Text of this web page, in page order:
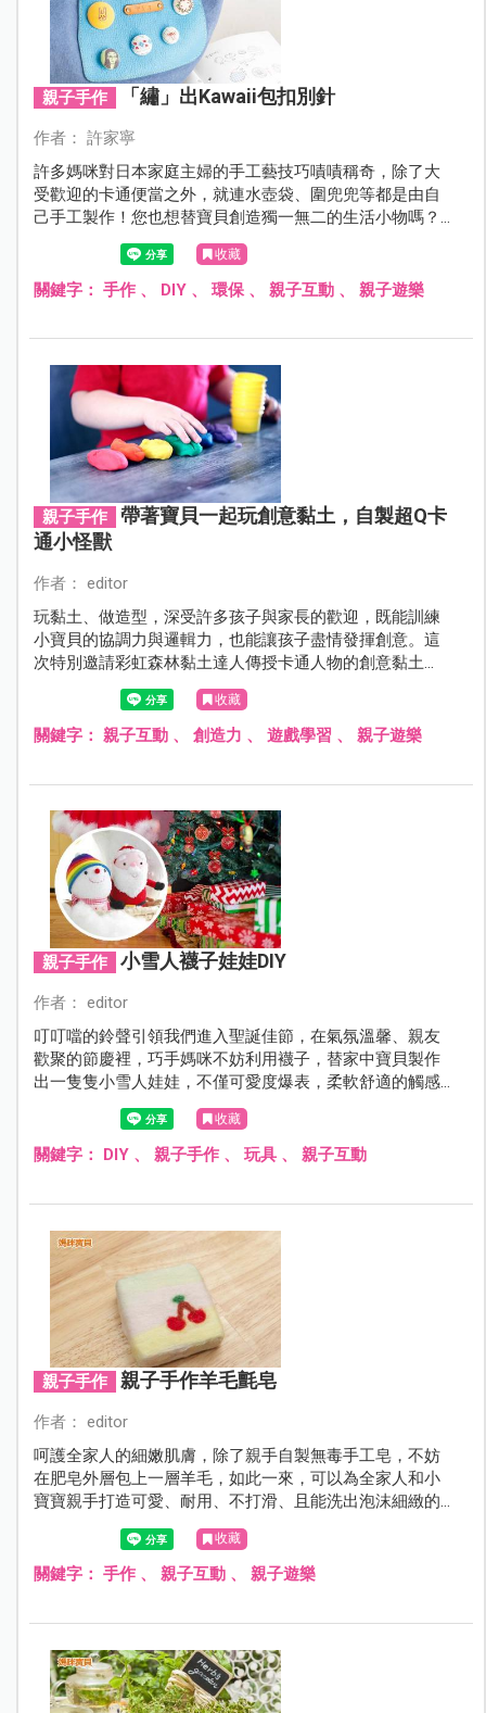
親子手作 「繡」出Kawaii包扣別針
作者： 許家寧
許多媽咪對日本家庭主婦的手工藝技巧嘖嘖稱奇，除了大
受歡迎的卡通便當之外，就連水壺袋、圍兜兜等都是由自
己手工製作！您也想替寶貝創造獨一無二的生活小物嗎？
其實只要以可愛的包扣別針作為配件，巧妙利用「平針」
與「回針」兩種基本縫法，就能以獨創的刺繡圖案，突顯
出自己與寶貝的個人風格！
收藏
關鍵字： 手作、 DIY、 環保、 親子互動、 親子遊樂
親子手作
帶著寶貝一起玩創意黏土，自製超Q卡
通小怪獸
作者： editor
玩黏土、做造型，深受許多孩子與家長的歡迎，既能訓練
小寶貝的協調力與邏輯力，也能讓孩子盡情發揮創意。這
次特別邀請彩虹森林黏土達人傳授卡通人物的創意黏土
DIY，讓孩子在揉揉捏捏的歡樂、有趣過程，打造自己的夢
收藏
關鍵字： 親子互動、 創造力 、 遊戲學習 、 親子遊樂
親子手作 小雪人襪子娃娃DIY
作者： editor
叮叮噹的鈴聲引領我們進入聖誕佳節，在氣氛溫馨、親友
歡聚的節慶裡，巧手媽咪不妨利用襪子，替家中寶貝製作
出一隻隻小雪人娃娃，不僅可愛度爆表，柔軟舒適的觸感
更會讓寶貝愛不釋手！
收藏
關鍵字： DIY、 親子手作、 玩具、 親子互動
親子手作 親子手作羊毛氈皂
作者： editor
呵護全家人的細嫩肌膚，除了親手自製無毒手工皂，不妨
在肥皂外層包上一層羊毛，如此一來，可以為全家人和小
寶寶親手打造可愛、耐用、不打滑、且能洗出泡沫細緻的
羊毛氈皂。一塊羊毛氈皂在手，不僅蘊含手作者的愛心，
也讓孩子的肌膚得到父母的溫暖呵護，來！帶著孩子來場
親子手作的甜蜜時光吧！
收藏
關鍵字： 手作、 親子互動、 親子遊樂